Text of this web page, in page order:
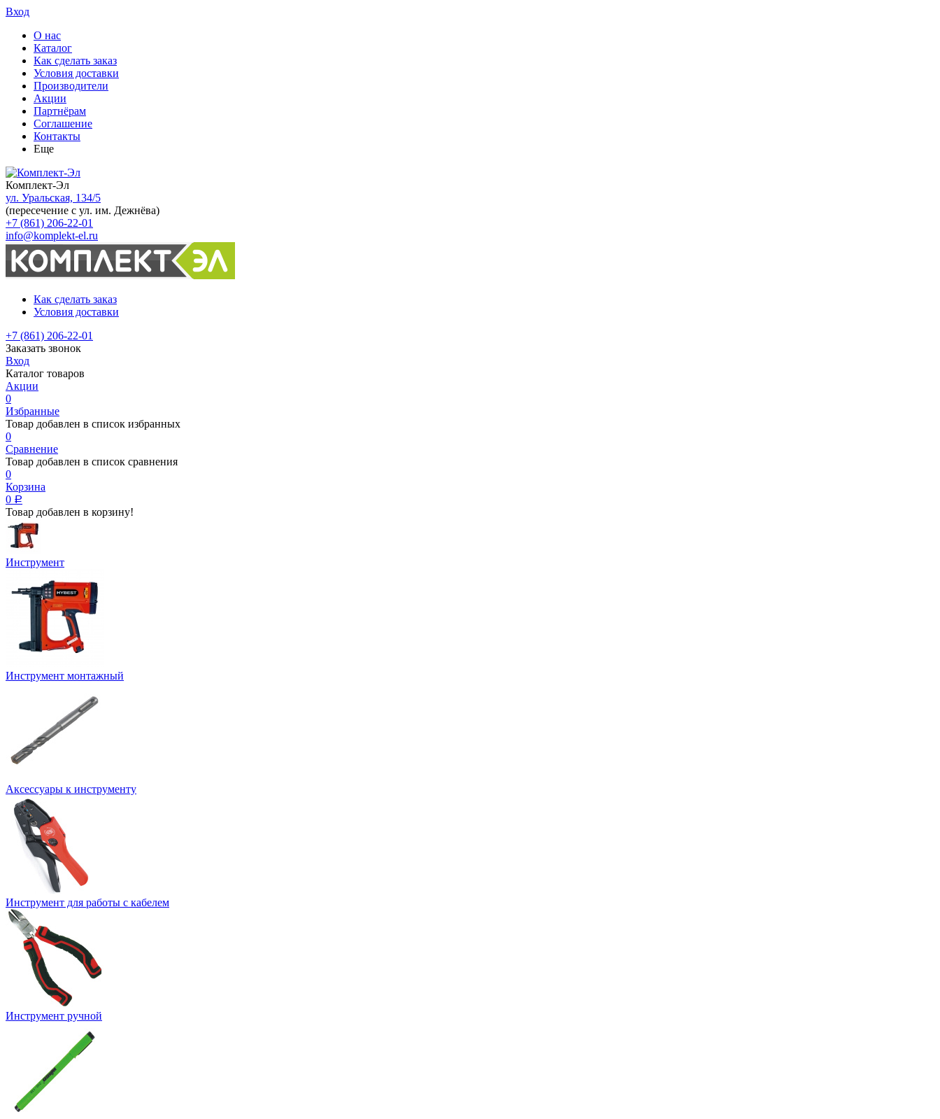
Вход
О нас
Каталог
Как сделать заказ
Условия доставки
Производители
Акции
Партнёрам
Соглашение
Контакты
Еще
Комплект-Эл
ул. Уральская, 134/5
(пересечение с ул. им. Дежнёва)
+7 (861) 206-22-01
info@komplekt-el.ru
Как сделать заказ
Условия доставки
+7 (861) 206-22-01
Заказать звонок
Вход
Каталог товаров
Акции
0
Избранные
Товар добавлен в список избранных
0
Сравнение
Товар добавлен в список сравнения
0
Корзина
0 Р
Товар добавлен в корзину!
Инструмент
Инструмент монтажный
Аксессуары к инструменту
Инструмент для работы с кабелем
Инструмент ручной